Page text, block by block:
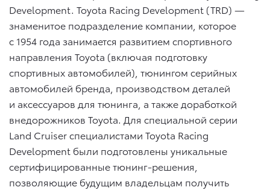
Development. Toyota Racing Development (TRD) —
знаменитое подразделение компании, которое
с 1954 года занимается развитием спортивного
направления Toyota (включая подготовку
спортивных автомобилей), тюнингом серийных
автомобилей бренда, производством деталей
и аксессуаров для тюнинга, а также доработкой
внедорожников Toyota. Для специальной серии
Land Cruiser специалистами Toyota Racing
Development были подготовлены уникальные
сертифицированные тюнинг-решения,
позволяющие будущим владельцам получить